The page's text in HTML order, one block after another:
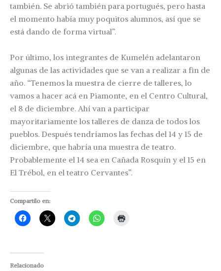
también. Se abrió también para portugués, pero hasta
el momento había muy poquitos alumnos, así que se
está dando de forma virtual”.
Por último, los integrantes de Kumelén adelantaron
algunas de las actividades que se van a realizar a fin de
año. “Tenemos la muestra de cierre de talleres, lo
vamos a hacer acá en Piamonte, en el Centro Cultural,
el 8 de diciembre. Ahí van a participar
mayoritariamente los talleres de danza de todos los
pueblos. Después tendríamos las fechas del 14 y 15 de
diciembre, que habría una muestra de teatro.
Probablemente el 14 sea en Cañada Rosquín y el 15 en
El Trébol, en el teatro Cervantes”.
Compartilo en:
Relacionado